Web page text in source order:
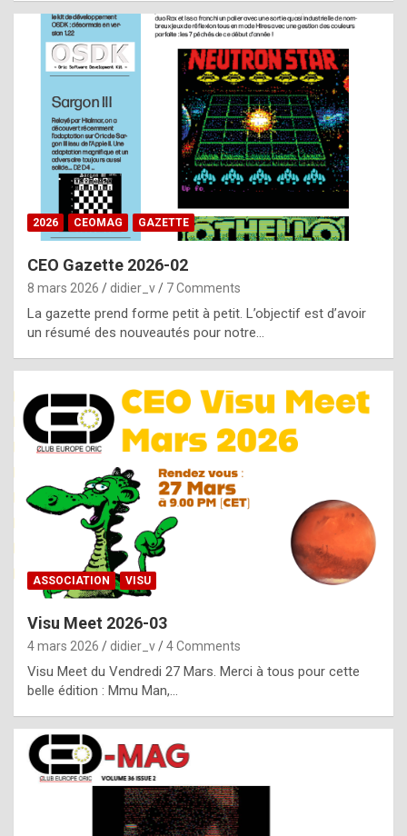
o
m
m
a
y
b
e
b
y
g
e
n
u
i
n
e
R
o
p
l
c
h
i
2026 CEOMAG GAZETTE
CEO Gazette 2026-02
8 mars 2026 didier_v 7 Comments
La gazette prend forme petit à petit. L’objectif est d’avoir
un résumé des nouveautés pour notre…
ASSOCIATION VISU
Visu Meet 2026-03
4 mars 2026 didier_v 4 Comments
Visu Meet du Vendredi 27 Mars. Merci à tous pour cette
belle édition : Mmu Man,…